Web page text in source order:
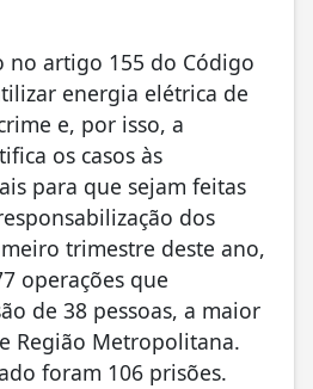
no artigo 155 do Código
energia elétrica de
e, por isso, a
os casos às
para que sejam feitas
dos
trimestre deste ano,
operações que
de 38 pessoas, a maior
Região Metropolitana.
foram 106 prisões.